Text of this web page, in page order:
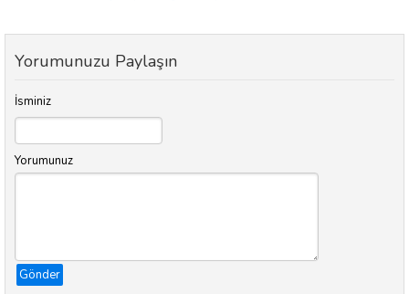
Yorumunuzu Paylaşın
İsminiz
Yorumunuz
Gönder